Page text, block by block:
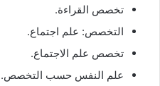
تخصص القراءة.
التخصص: علم اجتماع.
تخصص علم الاجتماع.
علم النفس حسب التخصص.